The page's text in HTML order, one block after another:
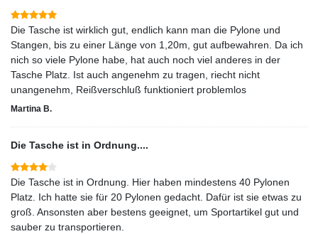
Die Tasche ist wirklich gut, endlich kann man die Pylone und
Stangen, bis zu einer Länge von 1,20m, gut aufbewahren. Da ich
nich so viele Pylone habe, hat auch noch viel anderes in der
Tasche Platz. Ist auch angenehm zu tragen, riecht nicht
unangenehm, Reißverschluß funktioniert problemlos
Martina B.
Die Tasche ist in Ordnung....
Die Tasche ist in Ordnung. Hier haben mindestens 40 Pylonen
Platz. Ich hatte sie für 20 Pylonen gedacht. Dafür ist sie etwas zu
groß. Ansonsten aber bestens geeignet, um Sportartikel gut und
sauber zu transportieren.